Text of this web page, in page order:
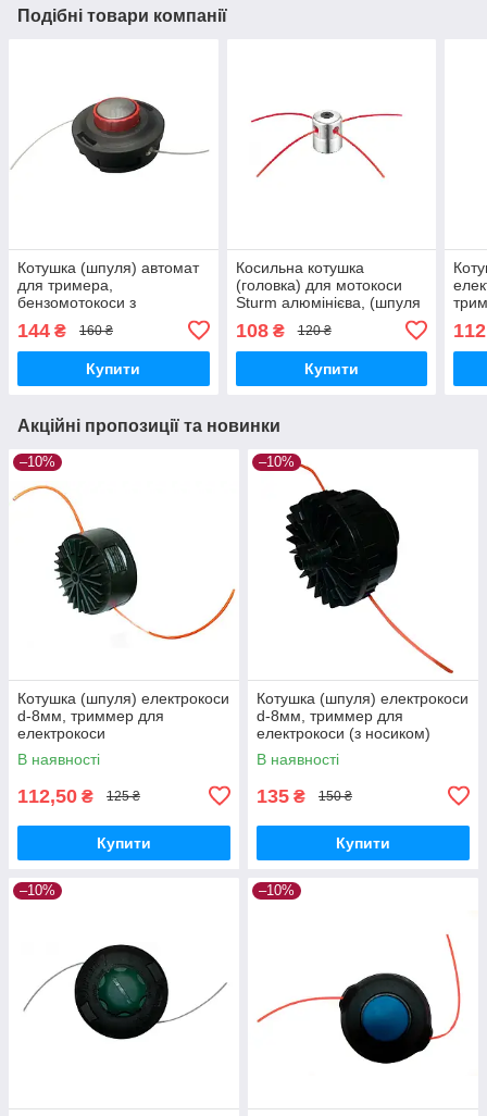
Подібні товари компанії
Котушка (шпуля) автомат
для тримера,
бензомотокоси з
намотуванням,
металевою кнопкою
144 ₴ 160 ₴
Купити
Косильна котушка
(головка) для мотокоси
Sturm алюмінієва, (шпуля
108₴ 120 ₴
Купити
Акційні пропозиції та новинки
–10%
Котушка (шпуля) електрокоси
d-8мм, триммер для
електрокоси
В наявності
112,50 ₴ 125 ₴
Купити
–10%
Котушка (шпуля) електрокоси
d-8мм, триммер для
електрокоси (з носиком)
В наявності
135 ₴ 150 ₴
Купити
–10% –10%